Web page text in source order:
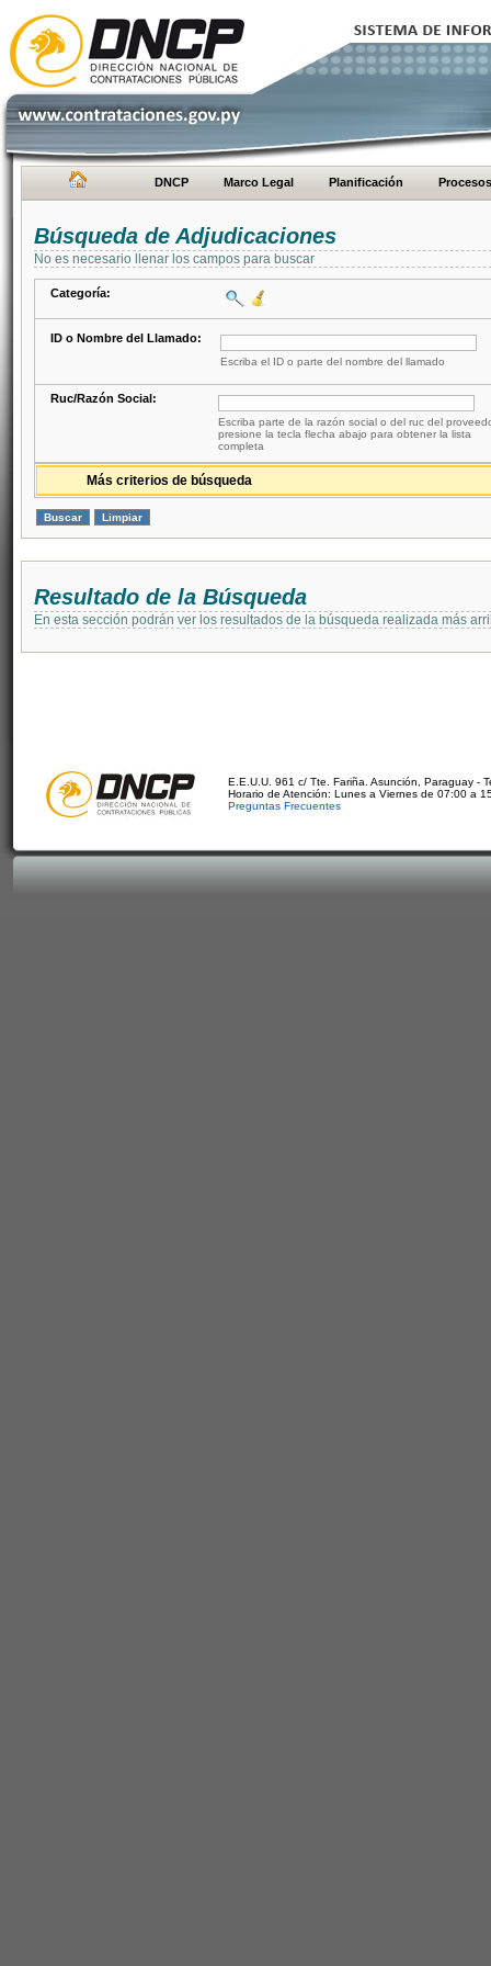
DNCP Marco Legal Planificación Procesos
Búsqueda de Adjudicaciones
No es necesario llenar los campos para buscar
Categoría:
ID o Nombre del Llamado:
Escriba el ID o parte del nombre del llamado
Ruc/Razón Social:
Escriba parte de la razón social o del ruc del
presione la tecla flecha abajo para obtener la lista
completa
Más criterios de búsqueda
Resultado de la Búsqueda
En esta sección podrán ver los resultados de la búsqueda realizada más
E.E.U.U. 961 c/ Tte. Fariña. Asunción, Paraguay -
Horario de Atención: Lunes a Viernes de 07:00 a
Preguntas Frecuentes